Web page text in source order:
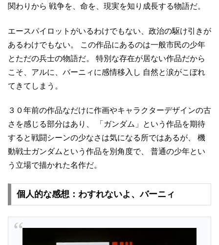
関わりから 戦争を、命を、現実を知り成長する物語だ。
エースパイロットがいるわけでもない、政治の駆け引きが
あるわけでもない。
この作品にあるのは一般市民の少年
とただの兵士の物語だ。
特別な存在が居ない作品だから
こそ、アルに、バーニィに感情移入し 自然と涙がこぼれ
てきてしまう。
３０年前の作品なだけに作画やキャラクターデザインの古
さを感じる部分はあり、
「ガンダム」という作品を期待
すると戦闘シーンの少なさは気になる所ではあるが、
機
動戦士ガンダムという作品を別角度で、
普通の少年とい
う立場で描かれた名作だ。
個人的な感想：わすれないよ、バーニィ